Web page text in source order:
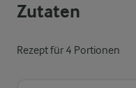
Zutaten
Rezept für 4 Portionen